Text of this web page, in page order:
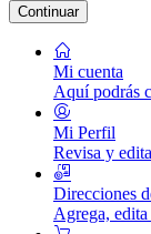
Continuar
Mi cuenta
Aquí podrás
Mi Perfil
Revisa y
Direcciones
Agrega,